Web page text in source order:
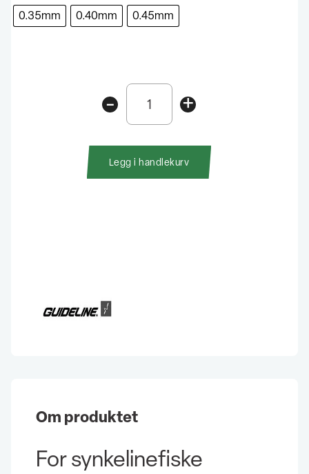
0.35mm 0.40mm 0.45mm
+
Power
Strike
Pro
Fortom
-
Legg i handlekurv
Om produktet
For synkelinefiske